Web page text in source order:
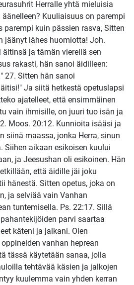
Herralle yhtä mieluisia
Kuuliaisuus on parempi
parempi kuin pässien rasva, Sitten
jäänyt lähes huomiotta! Joh.
äitinsä ja tämän vierellä sen
rakasti, hän sanoi äidilleen:
27. Sitten hän sanoi
Ja siitä hetkestä opetuslapsi
ajatelleet, että ensimmäinen
vain ihmisille, on juuri tuo isän ja
Moos. 20:12. Kunnioita isääsi ja
siinä maassa, jonka Herra, sinun
Siihen aikaan esikoisen kuului
ja Jeesushan oli esikoinen. Hän
että äidille jäi joku
hänestä. Sitten opetus, joka on
ja selviää vain Vanhan
tuntemisella. Ps. 22:17. Sillä
parvi saartaa
käteni ja jalkani. Olen
vanhan heprean
tässä käytetään sanaa, jolla
tehtävää käsien ja jalkojen
kuulemma vain yhden kerran